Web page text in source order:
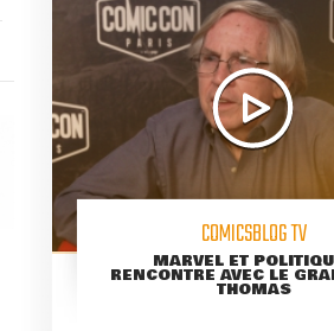
COMICSBLOG TV
MARVEL ET
RENCONTRE AVEC LE
THOMAS